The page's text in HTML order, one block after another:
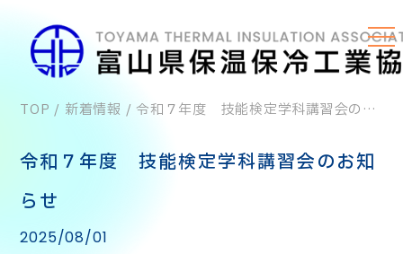
TOP / 新着情報 / 令和７年度 技能検定学科講習会のお知らせ
令和７年度 技能検定学科講習会のお知
らせ
2025/08/01